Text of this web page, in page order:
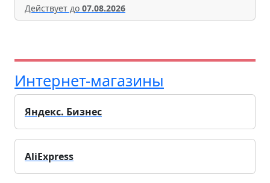
Действует до 07.08.2026
Интернет-магазины
Яндекс. Бизнес
AliExpress